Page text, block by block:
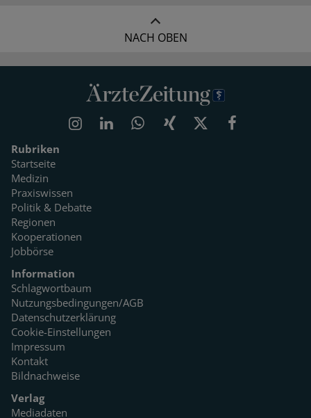
NACH OBEN
Rubriken
Startseite
Medizin
Praxiswissen
Politik & Debatte
Regionen
Kooperationen
Jobbörse
Information
Schlagwortbaum
Nutzungsbedingungen/AGB
Datenschutzerklärung
Cookie-Einstellungen
Impressum
Kontakt
Bildnachweise
Verlag
Mediadaten